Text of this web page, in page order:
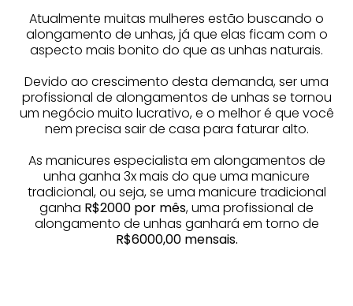
Atualmente muitas mulheres estão buscando o
alongamento de unhas, já que elas ficam com o
aspecto mais bonito do que as unhas naturais.
Devido ao crescimento desta demanda, ser uma
profissional de alongamentos de unhas se tornou
um negócio muito lucrativo, e o melhor é que você
nem precisa sair de casa para faturar alto.
As manicures especialista em alongamentos de
unha ganha 3x mais do que uma manicure
tradicional, ou seja, se uma manicure tradicional
ganha R$2000 por mês, uma profissional de
alongamento de unhas ganhará em torno de
R$6000,00 mensais.